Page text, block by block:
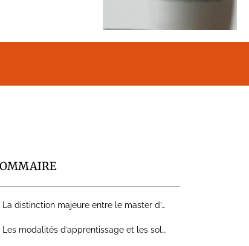
La distinction majeure entre le master d’état et le mastère professionnel
Les modalités d’apprentissage et les solutions de financement disponibles